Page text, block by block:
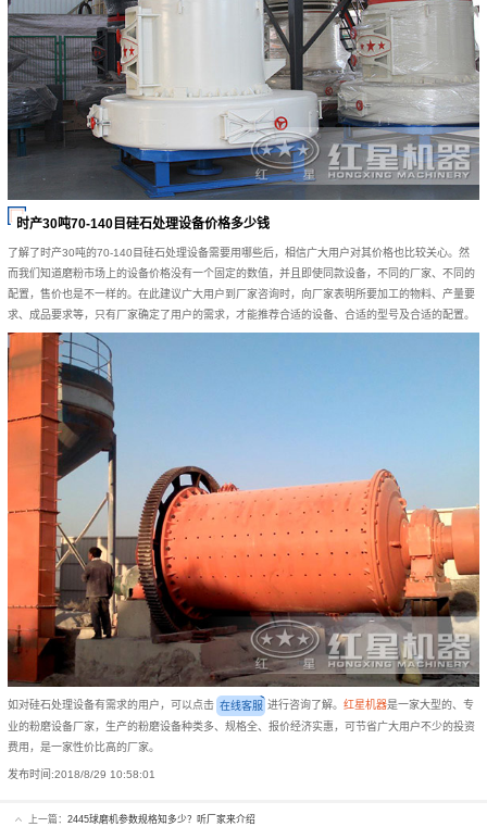
时产30吨70-140目硅石处理设备价格多少钱
了解了时产30吨的70-140目硅石处理设备需要用哪些后，相信广大用户对其价格也比较关心。然
而我们知道磨粉市场上的设备价格没有一个固定的数值，并且即使同款设备，不同的厂家、不同的
配置，售价也是不一样的。在此建议广大用户到厂家咨询时，向厂家表明所要加工的物料、产量要
求、成品要求等，只有厂家确定了用户的需求，才能推荐合适的设备、合适的型号及合适的配置。
如对硅石处理设备有需求的用户，可以点击 在线客服 进行咨询了解。红星机器是一家大型的、专
业的粉磨设备厂家，生产的粉磨设备种类多、规格全、报价经济实惠，可节省广大用户不少的投资
费用，是一家性价比高的厂家。
发布时间:2018/8/29 10:58:01
上一篇：2445球磨机参数规格知多少？听厂家来介绍